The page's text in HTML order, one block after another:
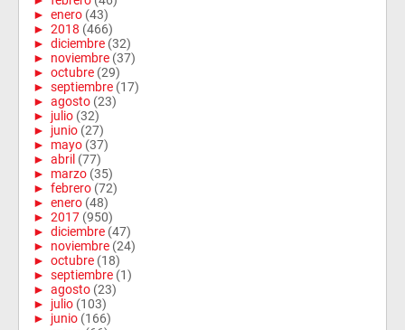
► enero (43)
► 2018 (466)
► diciembre (32)
► noviembre (37)
► octubre (29)
► septiembre (17)
► agosto (23)
► julio (32)
► junio (27)
► mayo (37)
► abril (77)
► marzo (35)
► febrero (72)
► enero (48)
► 2017 (950)
► diciembre (47)
► noviembre (24)
► octubre (18)
► septiembre (1)
► agosto (23)
► julio (103)
► junio (166)